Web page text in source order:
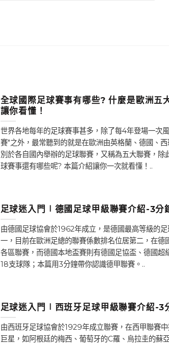
全球國際足球賽事有哪些? 什麼是歐洲五
讓你看懂！
世界各地每年的足球賽事甚多，除了每4年登場一次
賽"之外，最常聽到的就是在歐洲由英格蘭、德國、
別於各自國內舉辦的足球聯賽，又稱為五大聯賽，除
球賽事還有哪些呢? 本篇介紹讓你一次就看懂！..
足球迷入門∣德國足球甲級聯賽介紹-3分
由德國足球協會於1962年成立，是德國最高等級的
一，目前在歐洲足總的聯賽係數排名位居第二，在德
各區聯賽，而德國本地盃賽則有德國足協盃、德國超
18支球隊；本篇用3分鐘帶你認識德甲聯賽。..
足球迷入門∣西班牙足球甲級聯賽介紹-3
由西班牙足球協會於1929年成立聯賽，在西甲聯賽
巨星，如阿根廷的梅西、葡萄牙的C羅、烏拉圭的蘇